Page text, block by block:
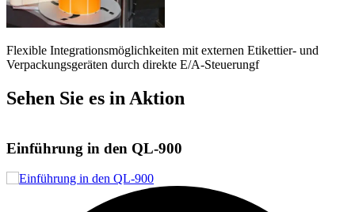
Flexible Integrationsmöglichkeiten mit externen Etikettier- und
Verpackungsgeräten durch direkte E/A-Steuerungf
Sehen Sie es in Aktion
Einführung in den QL-900